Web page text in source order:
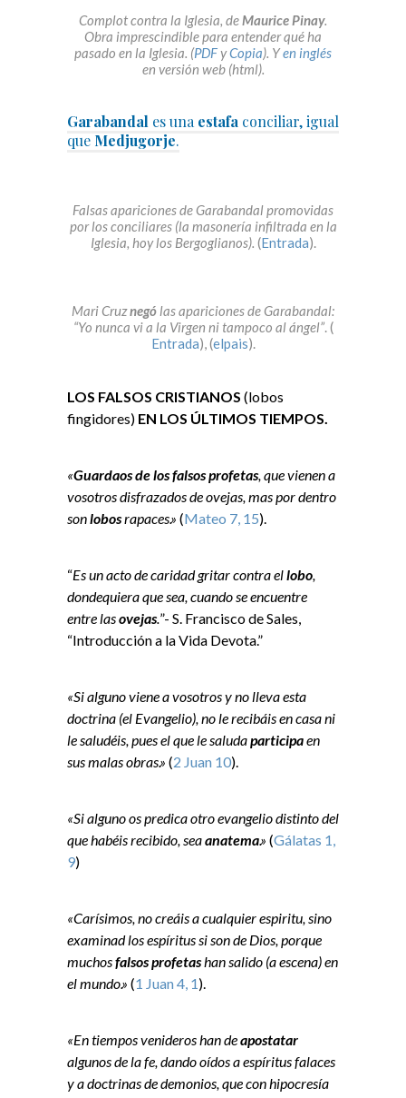
Complot contra la Iglesia, deMaurice Pinay.
Obra imprescindible para entender qué ha
pasado en la Iglesia. (PDFyCopia). Yen inglés
en versión web (html).
Garabandal es una estafa conciliar, igual
que Medjugorje.
Falsas apariciones de Garabandal promovidas
por los conciliares (la masonería infiltrada en la
Iglesia, hoy los Bergoglianos). (Entrada).
Mari Cruznegó las apariciones de Garabandal:
“Yo nunca vi a la Virgen ni tampoco al ángel”. (
Entrada), (elpais).
LOS FALSOS CRISTIANOS (lobos
fingidores) EN LOS ÚLTIMOS TIEMPOS.
«Guardaos de los falsos profetas, que vienen a
vosotros disfrazados de ovejas, mas por dentro
sonlobosrapaces.» (Mateo 7, 15).
“Es un acto de caridad gritar contra ellobo,
dondequiera que sea, cuando se encuentre
entre lasovejas.”- S. Francisco de Sales,
“Introducción a la Vida Devota.”
«Si alguno viene a vosotros y no lleva esta
doctrina (el Evangelio), no le recibáis en casa ni
le saludéis, pues el que le saludaparticipaen
sus malas obras.» (2 Juan 10).
«Si alguno os predica otro evangelio distinto del
que habéis recibido, seaanatema.» (Gálatas 1,
9)
«Carísimos, no creáis a cualquier espiritu, sino
examinad los espíritus si son de Dios, porque
muchosfalsos profetashan salido (a escena) en
el mundo.» (1 Juan 4, 1).
«En tiempos venideros han deapostatar
algunos de la fe, dando oídos a espíritus falaces
y a doctrinas de demonios, que con hipocresía